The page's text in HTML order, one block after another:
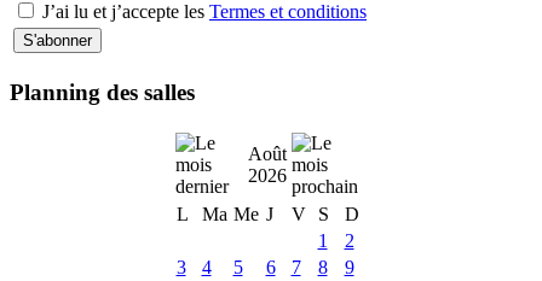
J’ai lu et j’accepte les Termes et conditions
Planning des salles
Août
2026
L
Ma Me J V S
D
1
2
3
4 5 6 7 8
9